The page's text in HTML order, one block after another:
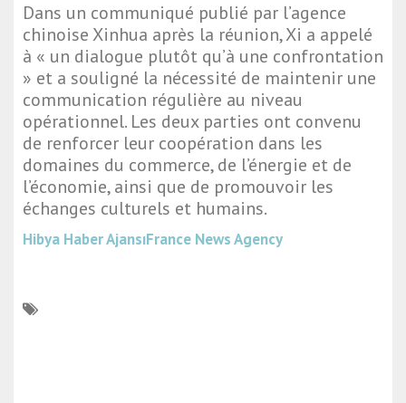
Dans un communiqué publié par l’agence
chinoise Xinhua après la réunion, Xi a appelé
à « un dialogue plutôt qu’à une confrontation
» et a souligné la nécessité de maintenir une
communication régulière au niveau
opérationnel. Les deux parties ont convenu
de renforcer leur coopération dans les
domaines du commerce, de l’énergie et de
l’économie, ainsi que de promouvoir les
échanges culturels et humains.
Hibya Haber AjansıFrance News Agency